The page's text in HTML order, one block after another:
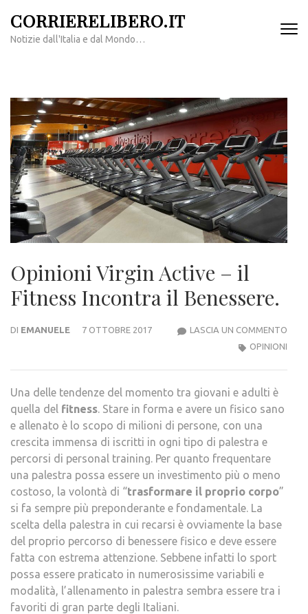
contenuto
CORRIERELIBERO.IT
Notizie dall'Italia e dal Mondo…
Opinioni Virgin Active – il
Fitness Incontra il Benessere.
DI EMANUELE 7 OTTOBRE 2017 LASCIA UN COMMENTO
OPINIONI
Una delle tendenze del momento tra giovani e adulti è
quella del fitness. Stare in forma e avere un fisico sano
e allenato è lo scopo di milioni di persone, con una
crescita immensa di iscritti in ogni tipo di palestra e
percorsi di personal training. Per quanto frequentare
una palestra possa essere un investimento più o meno
costoso, la volontà di “trasformare il proprio corpo”
si fa sempre più preponderante e fondamentale. La
scelta della palestra in cui recarsi è ovviamente la base
del proprio percorso di benessere fisico e deve essere
fatta con estrema attenzione. Sebbene infatti lo sport
possa essere praticato in numerosissime variabili e
modalità, l’allenamento in palestra sembra essere tra i
favoriti di gran parte degli Italiani.